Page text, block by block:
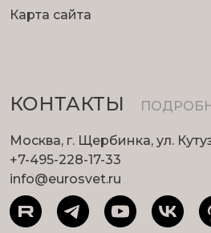
Карта сайта
КОНТАКТЫ
Москва, г. Щербинка, ул.
+7-495-228-17-33
info@eurosvet.ru